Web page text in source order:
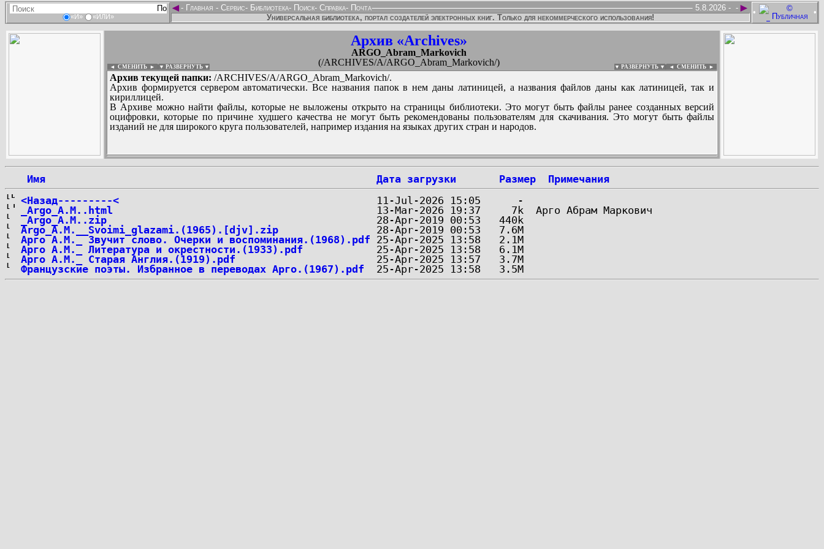
«И» «ИЛИ»
• •
◄ ►
- Главная - Сервис- Библиотека- Поиск- Справка- Почта -
5.8.2026 -
Универсальная библиотека, портал создателей электронных книг. Только для некоммерческого использования!
Архив «Archives»
ARGO_Abram_Markovich
(/ARCHIVES/A/ARGO_Abram_Markovich/)
◄ СМЕНИТЬ ► ▼ РАЗВЕРНУТЬ ▼ ▼ РАЗВЕРНУТЬ ▼ ◄ СМЕНИТЬ ►
Архив текущей папки: /ARCHIVES/A/ARGO_Abram_Markovich/.
Архив формируется сервером автоматически. Все названия папок в нем даны латиницей, а названия файлов даны как латиницей, так и
кириллицей.
В Архиве можно найти файлы, которые не выложены открыто на страницы библиотеки. Это могут быть файлы ранее созданных версий
оцифровки, которые по причине худшего качества не могут быть рекомендованы пользователям для скачивания. Это могут быть файлы
изданий не для широкого круга пользователей, например издания на языках других стран и народов.
:
...
Имя Дата загрузки Размер
Примечания
<Назад---------<
_Argo_A.M..html
_Argo_A.M..zip
Argo_A.M.__Svoimi_glazami.(1965).[djv].zip
Арго А.М._ Звучит слово. Очерки и воспоминания.(1968).pdf
Арго А.М._ Литература и окрестности.(1933).pdf
Арго А.М._ Старая Англия.(1919).pdf
Французские поэты. Избранное в переводах Арго.(1967).pdf